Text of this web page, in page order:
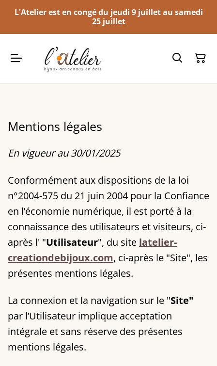
L'Atelier est en congé du jeudi 9 juillet au samedi
25 juillet
Mentions légales
En vigueur au 30/01/2025
Conformément aux dispositions de la loi
n°2004-575 du 21 juin 2004 pour la Confiance
en l’économie numérique, il est porté à la
connaissance des utilisateurs et visiteurs, ci-
après l' "Utilisateur", du site latelier-
creationdebijoux.com, ci-après le "Site", les
présentes mentions légales.
La connexion et la navigation sur le "Site"
par l’Utilisateur implique acceptation
intégrale et sans réserve des présentes
mentions légales.